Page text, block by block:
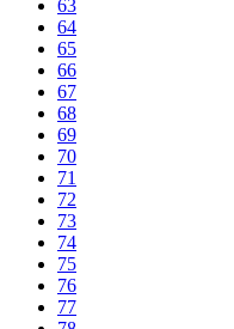
63
64
65
66
67
68
69
70
71
72
73
74
75
76
77